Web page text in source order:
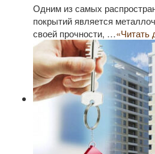
Одним из самых
покрытий является
своей прочности, …«Читать